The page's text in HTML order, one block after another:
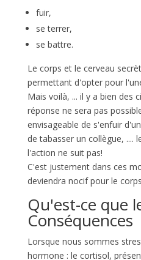
fuir,
se terrer,
se battre.
Le corps et le cerveau
permettant d'opter pour
Mais voilà, ... il y a bien des
réponse ne sera pas
envisageable de s'enfuir
de tabasser un collègue, ....
l'action ne suit pas!
C'est justement dans ces
deviendra nocif pour le
Qu'est-ce que
Conséquences
Lorsque nous sommes
hormone : le cortisol,